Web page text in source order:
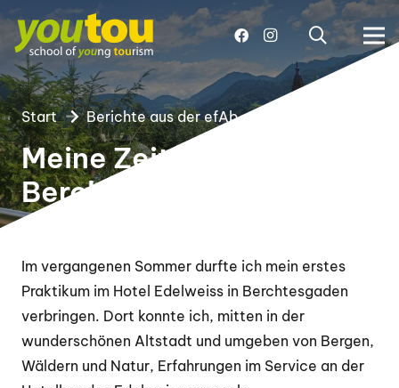
Start Berichte aus der efAb
Meine Zeit in
Berchtesgaden
Im vergangenen Sommer durfte ich mein erstes
Praktikum im Hotel Edelweiss in Berchtesgaden
verbringen. Dort konnte ich, mitten in der
wunderschönen Altstadt und umgeben von Bergen,
Wäldern und Natur, Erfahrungen im Service an der